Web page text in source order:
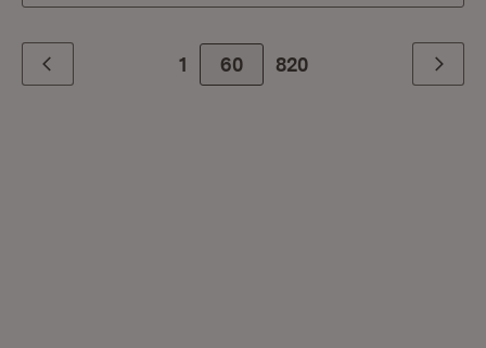
Zurück 1 60 Zur letzte Seite
820 Weiter